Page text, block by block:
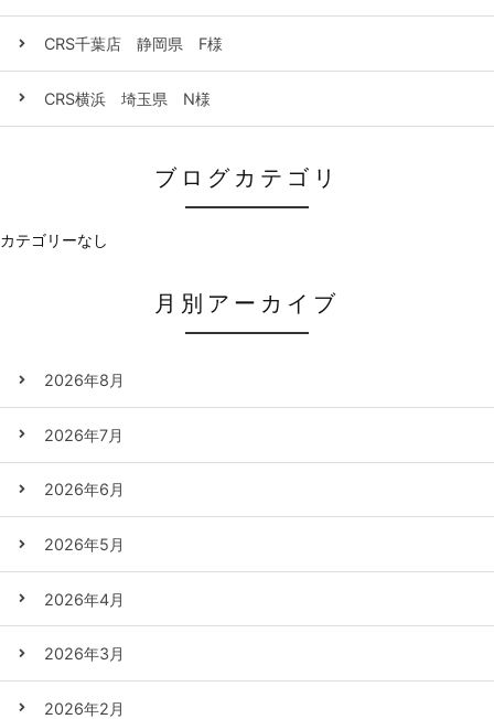
CRS千葉店 静岡県 F様
CRS横浜 埼玉県 N様
ブログカテゴリ
カテゴリーなし
月別アーカイブ
2026年8月
2026年7月
2026年6月
2026年5月
2026年4月
2026年3月
2026年2月